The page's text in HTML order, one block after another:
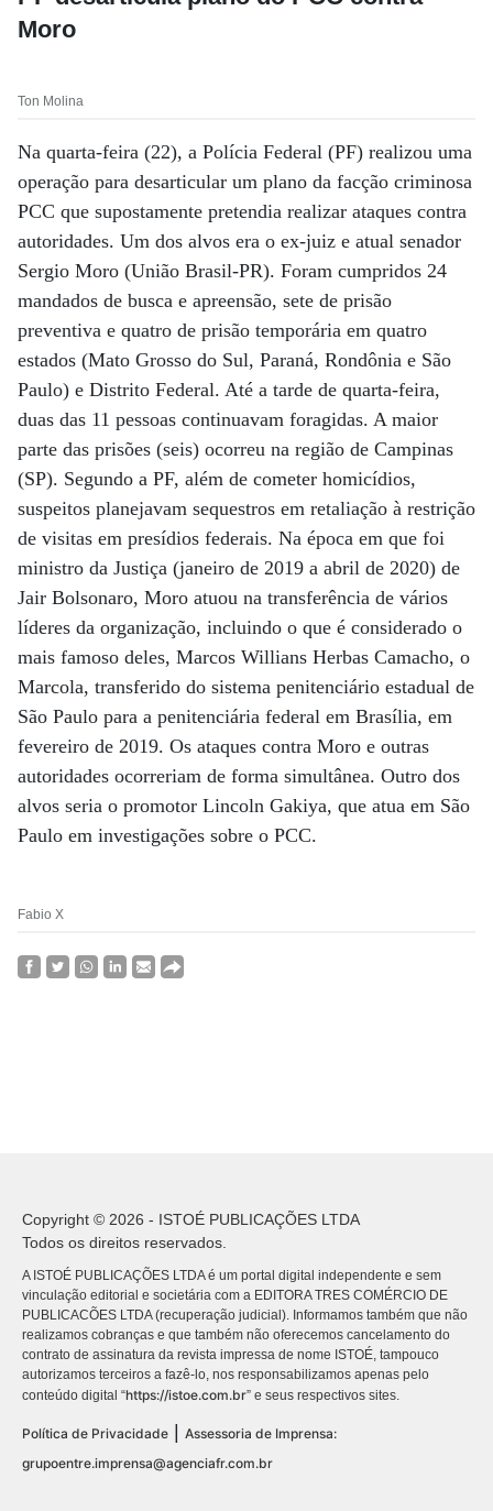
Moro
Ton Molina
Na quarta-feira (22), a Polícia Federal (PF) realizou uma
operação para desarticular um plano da facção criminosa
PCC que supostamente pretendia realizar ataques contra
autoridades. Um dos alvos era o ex-juiz e atual senador
Sergio Moro (União Brasil-PR). Foram cumpridos 24
mandados de busca e apreensão, sete de prisão
preventiva e quatro de prisão temporária em quatro
estados (Mato Grosso do Sul, Paraná, Rondônia e São
Paulo) e Distrito Federal. Até a tarde de quarta-feira,
duas das 11 pessoas continuavam foragidas. A maior
parte das prisões (seis) ocorreu na região de Campinas
(SP). Segundo a PF, além de cometer homicídios,
suspeitos planejavam sequestros em retaliação à restrição
de visitas em presídios federais. Na época em que foi
ministro da Justiça (janeiro de 2019 a abril de 2020) de
Jair Bolsonaro, Moro atuou na transferência de vários
líderes da organização, incluindo o que é considerado o
mais famoso deles, Marcos Willians Herbas Camacho, o
Marcola, transferido do sistema penitenciário estadual de
São Paulo para a penitenciária federal em Brasília, em
fevereiro de 2019. Os ataques contra Moro e outras
autoridades ocorreriam de forma simultânea. Outro dos
alvos seria o promotor Lincoln Gakiya, que atua em São
Paulo em investigações sobre o PCC.
Fabio X
Copyright © 2026 - ISTOÉ PUBLICAÇÕES LTDA
Todos os direitos reservados.
A ISTOÉ PUBLICAÇÕES LTDA é um portal digital independente e sem
vinculação editorial e societária com a EDITORA TRES COMÉRCIO DE
PUBLICACÕES LTDA (recuperação judicial). Informamos também que não
realizamos cobranças e que também não oferecemos cancelamento do
contrato de assinatura da revista impressa de nome ISTOÉ, tampouco
autorizamos terceiros a fazê-lo, nos responsabilizamos apenas pelo
conteúdo digital “https://istoe.com.br” e seus respectivos sites.
Política de Privacidade
Assessoria de Imprensa:
grupoentre.imprensa@agenciafr.com.br